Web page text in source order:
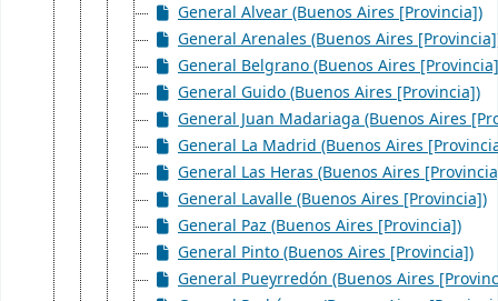
General Alvear (Buenos Aires [Provincia])
General Arenales (Buenos Aires
General Belgrano (Buenos Aires
General Guido (Buenos Aires [Provincia])
General Juan Madariaga (Buenos Aires
General La Madrid (Buenos Aires
General Las Heras (Buenos Aires
General Lavalle (Buenos Aires [Provincia])
General Paz (Buenos Aires [Provincia])
General Pinto (Buenos Aires [Provincia])
General Pueyrredón (Buenos Aires